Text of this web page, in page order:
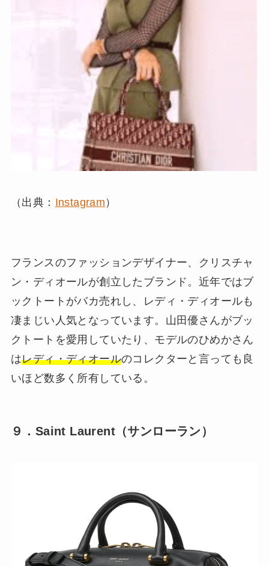
（出典： Instagram ）
フランスのファッションデザイナー、クリスチャ
ン・ディオールが創立したブランド。近年ではブ
ックトートがバカ売れし、レディ・ディオールも
凄まじい人気となっています。山田優さんがブッ
クトートを愛用していたり、モデルのひめかさん
はレディ・ディオールのコレクターと言っても良
いほど数多く所有している。
９．Saint Laurent（サンローラン）